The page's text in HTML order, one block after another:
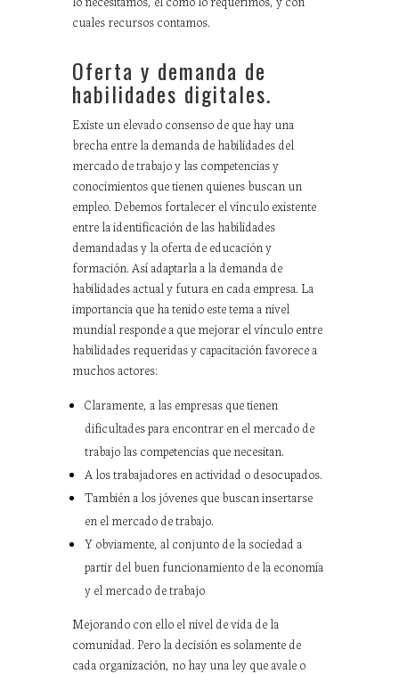
cuales recursos contamos.
Oferta y demanda de
habilidades digitales.
Existe un elevado consenso de que hay una
brecha entre la demanda de habilidades del
mercado de trabajo y las competencias y
conocimientos que tienen quienes buscan un
empleo. Debemos fortalecer el vínculo existente
entre la identificación de las habilidades
demandadas y la oferta de educación y
formación. Así adaptarla a la demanda de
habilidades actual y futura en cada empresa. La
importancia que ha tenido este tema a nivel
mundial responde a que mejorar el vínculo entre
habilidades requeridas y capacitación favorece a
muchos actores:
Claramente, a las empresas que tienen
dificultades para encontrar en el mercado de
trabajo las competencias que necesitan.
A los trabajadores en actividad o desocupados.
También a los jóvenes que buscan insertarse
en el mercado de trabajo.
Y obviamente, al conjunto de la sociedad a
partir del buen funcionamiento de la economía
y el mercado de trabajo
Mejorando con ello el nivel de vida de la
comunidad. Pero la decisión es solamente de
cada organización, no hay una ley que avale o